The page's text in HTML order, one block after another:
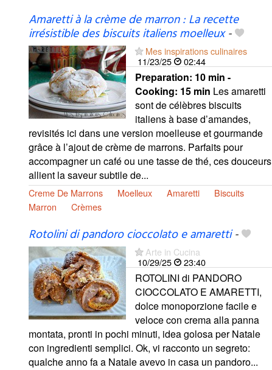
Amaretti à la crème de marron : La recette
irrésistible des biscuits italiens moelleux-
Mes inspirations culinaires
11/23/25
02:44
Preparation: 10 min -
Cooking: 15 min Les amaretti
sont de célèbres biscuits
italiens à base d’amandes,
revisités ici dans une version moelleuse et gourmande
grâce à l’ajout de crème de marrons. Parfaits pour
accompagner un café ou une tasse de thé, ces douceurs
allient la saveur subtile de...
Creme De Marrons Moelleux Amaretti
Biscuits
Marron
Crèmes
Rotolini di pandoro cioccolato e amaretti-
Arte in Cucina
10/29/25
23:40
ROTOLINI di PANDORO
CIOCCOLATO E AMARETTI,
dolce monoporzione facile e
veloce con crema alla panna
montata, pronti in pochi minuti, idea golosa per Natale
con ingredienti semplici. Ok, vi racconto un segreto:
qualche anno fa a Natale avevo in casa un pandoro...